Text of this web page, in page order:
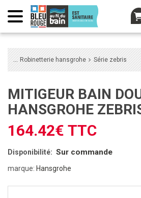
Robinetterie hansgrohe Série zebris
MITIGEUR BAIN DOUCHE
HANSGROHE
164.42€ TTC
Disponibilité: Sur commande
marque: Hansgrohe